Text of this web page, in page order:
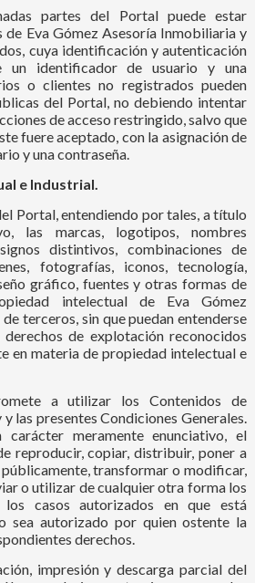
partes del Portal puede estar
de Eva Gómez Asesoría Inmobiliaria y
cuya identificación y autenticación
un identificador de usuario y una
o clientes no registrados pueden
del Portal, no debiendo intentar
de acceso restringido, salvo que
fuere aceptado, con la asignación de
y una contraseña.
e Industrial.
Portal, entendiendo por tales, a título
las marcas, logotipos, nombres
distintivos, combinaciones de
fotografías, iconos, tecnología,
gráfico, fuentes y otras formas de
intelectual de Eva Gómez
terceros, sin que puedan entenderse
de explotación reconocidos
en materia de propiedad intelectual e
a utilizar los Contenidos de
las presentes Condiciones Generales.
meramente enunciativo, el
reproducir, copiar, distribuir, poner a
transformar o modificar,
o utilizar de cualquier otra forma los
los casos autorizados en que está
sea autorizado por quien ostente la
derechos.
impresión y descarga parcial del